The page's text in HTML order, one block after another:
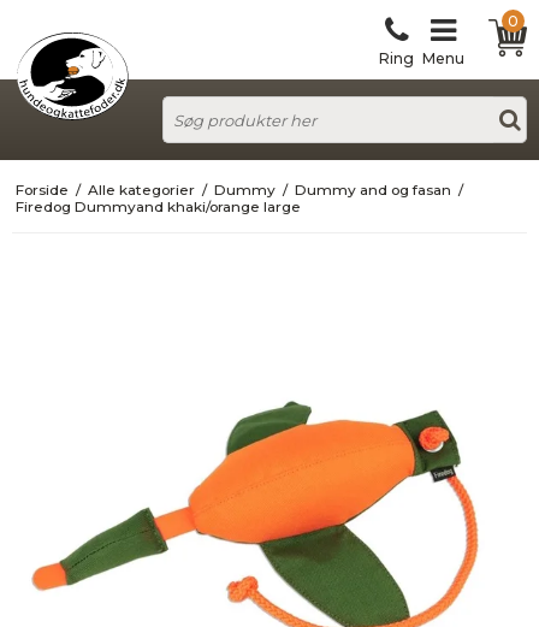
Ring Menu
0
Forside / Alle kategorier / Dummy / Dummy and og fasan /
Firedog Dummyand khaki/orange large